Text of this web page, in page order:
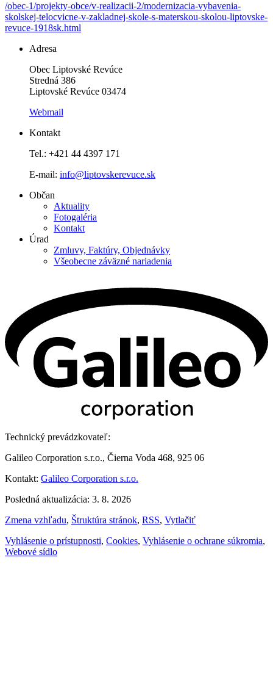
/obec-1/projekty-obce/v-realizacii-2/modernizacia-vybavenia-
skolskej-telocvicne-v-zakladnej-skole-s-materskou-skolou-liptovske-
revuce-1918sk.html
Adresa
Obec Liptovské Revúce
Stredná 386
Liptovské Revúce 03474
Webmail
Kontakt
Tel.: +421 44 4397 171
E-mail: info@liptovskerevuce.sk
Občan
Aktuality
Fotogaléria
Kontakt
Úrad
Zmluvy, Faktúry, Objednávky
Všeobecne záväzné nariadenia
Technický prevádzkovateľ:
Galileo Corporation s.r.o., Čierna Voda 468, 925 06
Kontakt: Galileo Corporation s.r.o.
Posledná aktualizácia: 3. 8. 2026
Zmena vzhľadu, Štruktúra stránok, RSS, Vytlačiť
Vyhlásenie o prístupnosti, Cookies, Vyhlásenie o ochrane súkromia,
Webové sídlo